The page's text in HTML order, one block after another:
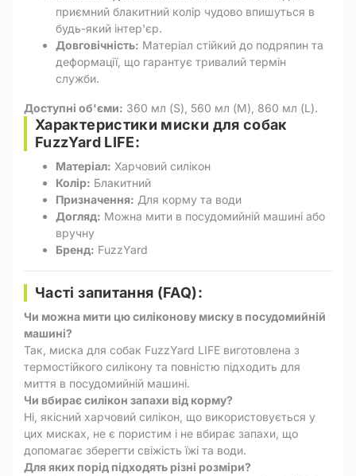
приємний блакитний колір чудово впишуться в
будь-який інтер'єр.
Довговічність: Матеріал стійкий до подряпин та
деформації, що гарантує тривалий термін
служби.
Доступні об'єми: 360 мл (S), 560 мл (M), 860 мл (L).
Характеристики миски для собак
FuzzYard LIFE:
Матеріал: Харчовий силікон
Колір: Блакитний
Призначення: Для корму та води
Догляд: Можна мити в посудомийній машині або
вручну
Бренд: FuzzYard
Часті запитання (FAQ):
Чи можна мити цю силіконову миску в посудомийній
машині?
Так, миска для собак FuzzYard LIFE виготовлена з
термостійкого силікону та повністю підходить для
миття в посудомийній машині.
Чи вбирає силікон запахи від корму?
Ні, якісний харчовий силікон, що використовується у
цих мисках, не є пористим і не вбирає запахи, що
допомагає зберегти свіжість їжі та води.
Для яких порід підходять різні розміри?